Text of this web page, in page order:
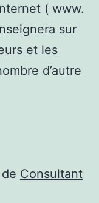
( www.
sur
et les
d’autre
Consultant